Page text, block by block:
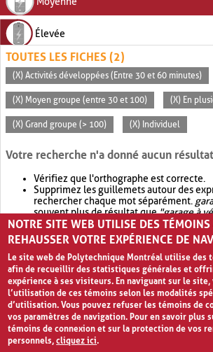
Élevée
TOUTES LES FICHES (2)
(X) Activités développées (Entre 30 et 60 minutes)
(X) Moyen groupe (entre 30 et 100) (X) En
(X) Grand groupe (> 100) (X) Individuel
Votre recherche n'a donné aucun résultat
Vérifiez que l'orthographe est correcte.
Supprimez les guillemets autour des
rechercher chaque mot séparément.
souvent plus de résultat que"garage à
Envisagez d'élargir votre recherche avec
retournera souvent plus de résultat que
NOTRE SITE WEB UTILISE DES TÉMOINS
REHAUSSER VOTRE EXPÉRIENCE DE
Le site web de Polytechnique Montréal utilise des
afin de recueillir des statistiques générales et
expérience à ses visiteurs. En naviguant sur le site,
l’utilisation de ces témoins selon les modalités
d’utilisation. Vous pouvez refuser les témoins de
vos paramètres de navigation. Pour en savoir plus
témoins de connexion et sur la protection de vos
personnels,cliquez ici.